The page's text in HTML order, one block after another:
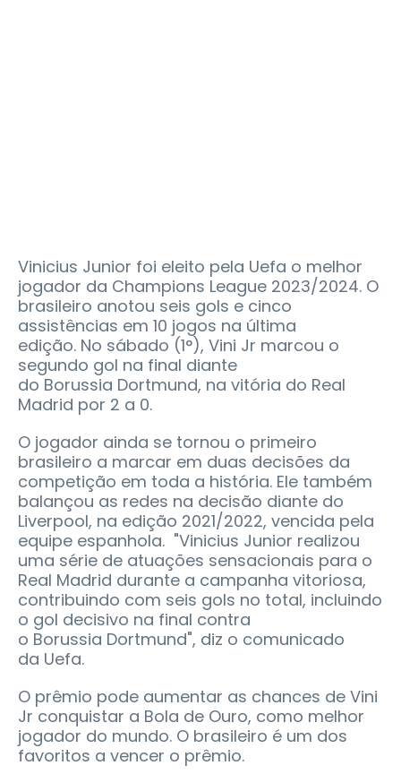
Vinicius Junior foi eleito pela Uefa o melhor
jogador da Champions League 2023/2024. O
brasileiro anotou seis gols e cinco
assistências em 10 jogos na última
edição. No sábado (1°), Vini Jr marcou o
segundo gol na final diante
do Borussia Dortmund, na vitória do Real
Madrid por 2 a 0.
O jogador ainda se tornou o primeiro
brasileiro a marcar em duas decisões da
competição em toda a história. Ele também
balançou as redes na decisão diante do
Liverpool, na edição 2021/2022, vencida pela
equipe espanhola. "Vinicius Junior realizou
uma série de atuações sensacionais para o
Real Madrid durante a campanha vitoriosa,
contribuindo com seis gols no total, incluindo
o gol decisivo na final contra
o Borussia Dortmund", diz o comunicado
da Uefa.
O prêmio pode aumentar as chances de Vini
Jr conquistar a Bola de Ouro, como melhor
jogador do mundo. O brasileiro é um dos
favoritos a vencer o prêmio.